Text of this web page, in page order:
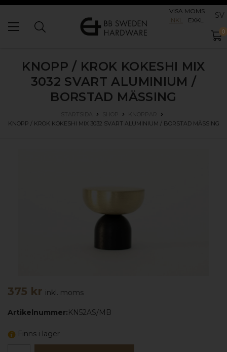
VISA MOMS
INKL
EXKL SV
0
KNOPP / KROK KOKESHI MIX
3032 SVART ALUMINIUM /
BORSTAD MÄSSING
STARTSIDA SHOP
KNOPPAR
KNOPP / KROK KOKESHI MIX 3032 SVART ALUMINIUM / BORSTAD MÄSSING
375 kr inkl. moms
Artikelnummer:KN52AS/MB
Finns i lager